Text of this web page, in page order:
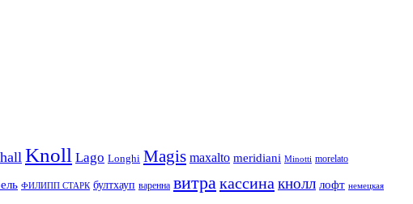
Knoll Lago Longhi Magis maxalto meridiani Minotti morelato
ФИЛИПП СТАРК бултхауп варенна витра кассина кнолл лофт немецкая